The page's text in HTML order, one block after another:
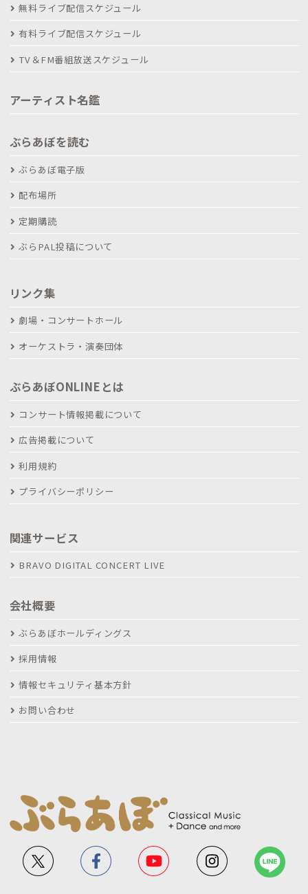
無料ライブ配信スケジュール
有料ライブ配信スケジュール
TV＆FM番組放送スケジュール
アーティスト名鑑
ぶらあぼを読む
ぶらあぼ電子版
配布場所
定期購読
ぶらPAL投稿について
リンク集
劇場・コンサートホール
オーケストラ・演奏団体
ぶらあぼONLINEとは
コンサート情報掲載について
広告掲載について
利用規約
プライバシーポリシー
関連サービス
BRAVO DIGITAL CONCERT LIVE
会社概要
ぶらあぼホールディングス
採用情報
情報セキュリティ基本方針
お問い合わせ